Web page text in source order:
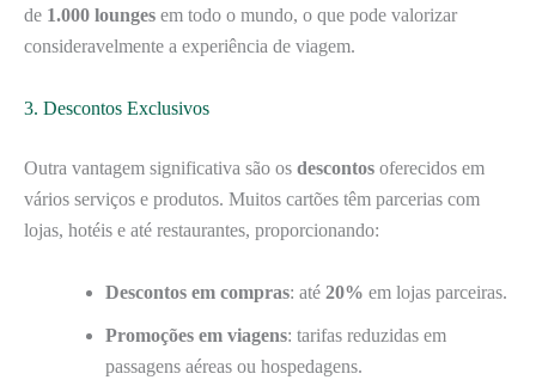
de 1.000 lounges em todo o mundo, o que pode valorizar
consideravelmente a experiência de viagem.
3. Descontos Exclusivos
Outra vantagem significativa são os descontos oferecidos em
vários serviços e produtos. Muitos cartões têm parcerias com
lojas, hotéis e até restaurantes, proporcionando:
Descontos em compras: até 20% em lojas parceiras.
Promoções em viagens: tarifas reduzidas em
passagens aéreas ou hospedagens.